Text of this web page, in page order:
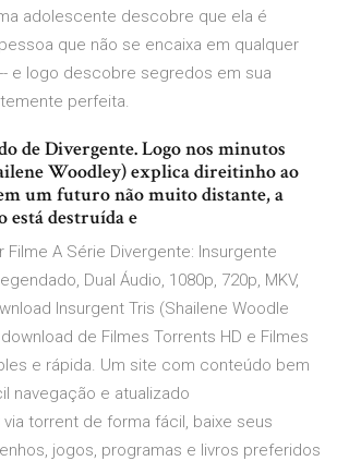
adolescente descobre que ela é
que não se encaixa em qualquer
e logo descobre segredos em sua
perfeita.
de Divergente. Logo nos minutos
Woodley) explica direitinho ao
um futuro não muito distante, a
está destruída e
Filme A Série Divergente: Insurgente
Dual Áudio, 1080p, 720p, MKV,
Insurgent Tris (Shailene Woodle
de Filmes Torrents HD e Filmes
e rápida. Um site com conteúdo bem
navegação e atualizado
via torrent de forma fácil, baixe seus
jogos, programas e livros preferidos